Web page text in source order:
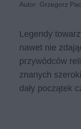
Autor: Grzegorz
Legendy
nawet nie
przywódców
znanych
dały początek